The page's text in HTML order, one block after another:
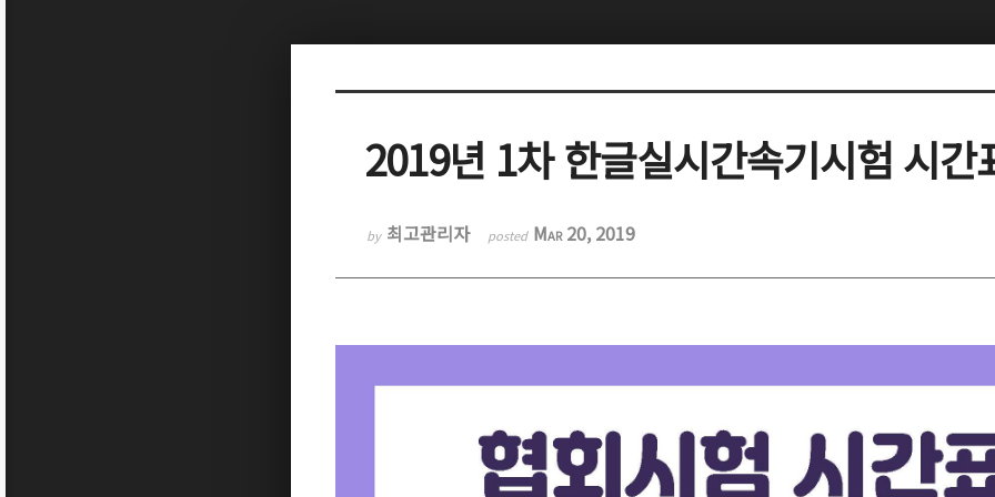
2019년 1차 한글실시간속기시험 시간
by 최고관리자 posted Mar 20, 2019
Sketchbook5, 스케치북5